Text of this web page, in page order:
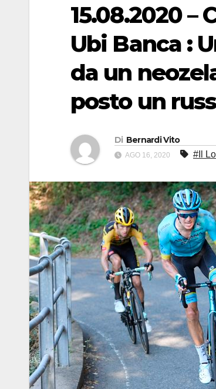
15.08.2020 –
Ubi Banca :
da un
posto un
Di Bernardi Vito
AGO 16, 2020 #Il